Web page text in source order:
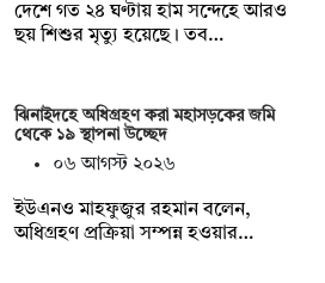
দেশে গত ২৪ ঘণ্টায় হাম সন্দেহে আরও
ছয় শিশুর মৃত্যু হয়েছে। তব…
ঝিনাইদহে অধিগ্রহণ করা মহাসড়কের জমি
থেকে ১৯ স্থাপনা উচ্ছেদ
০৬ আগস্ট ২০২৬
ইউএনও মাহফুজুর রহমান বলেন,
অধিগ্রহণ প্রক্রিয়া সম্পন্ন হওয়ার…